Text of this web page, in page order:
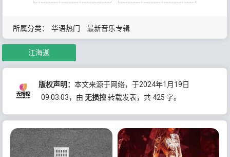
所属分类： 华语热门 最新音乐专辑
江海迦
版权声明：本文来源于网络，于2024年1月19日
09:03:03，由无损控转载发表，共 425 字。